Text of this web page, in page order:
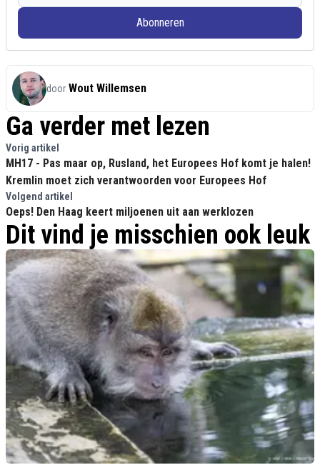
Abonneren
door Wout Willemsen
Ga verder met lezen
Vorig artikel
MH17 - Pas maar op, Rusland, het Europees Hof komt je halen!
Kremlin moet zich verantwoorden voor Europees Hof
Volgend artikel
Oeps! Den Haag keert miljoenen uit aan werklozen
Dit vind je misschien ook leuk